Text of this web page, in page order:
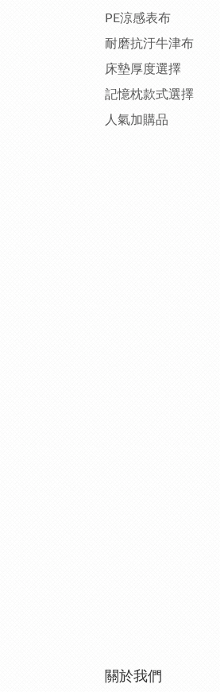
PE涼感表布
耐磨抗汙牛津布
床墊厚度選擇
記憶枕款式選擇
人氣加購品
關於我們